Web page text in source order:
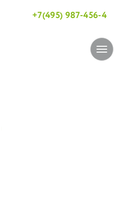
+7(495) 987-456-4